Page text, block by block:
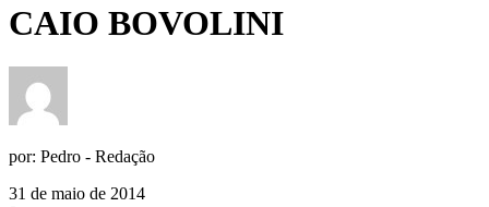
CAIO BOVOLINI
por: Pedro - Redação
31 de maio de 2014